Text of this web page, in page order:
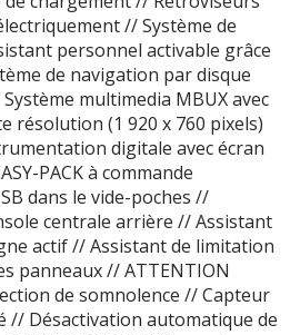
// Système de
personnel activable grâce
de navigation par disque
multimedia MBUX avec
résolution (1 920 x 760 pixels)
digitale avec écran
PACK à commande
dans le vide-poches //
centrale arrière // Assistant
actif // Assistant de limitation
panneaux // ATTENTION
de somnolence // Capteur
// Désactivation automatique de